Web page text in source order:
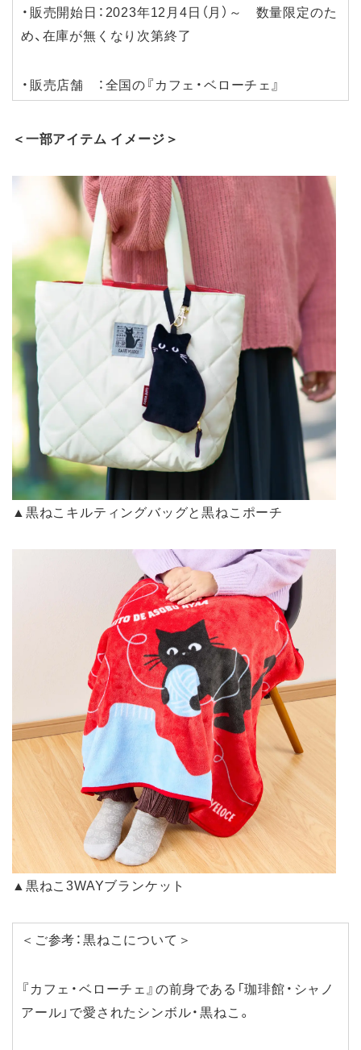
・販売開始日：2023年12月4日（月）～ 数量限定のた
め、在庫が無くなり次第終了
・販売店舗 ：全国の『カフェ・ベローチェ』
＜一部アイテム イメージ＞
▲黒ねこキルティングバッグと黒ねこポーチ
▲黒ねこ3WAYブランケット
＜ご参考：黒ねこについて＞
『カフェ・ベローチェ』の前身である「珈琲館・シャノ
アール」で愛されたシンボル・黒ねこ。